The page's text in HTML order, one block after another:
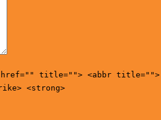
href="" title=""> <abbr title="">
<strong>